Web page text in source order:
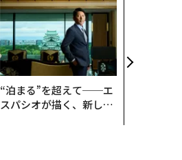
“泊まる”を超えて──エ
スパシオが描く、新しい
くり方